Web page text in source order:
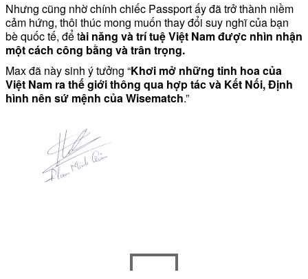
Nhưng cũng nhờ chính chiếc Passport ấy đã trở thành niềm
cảm hứng, thôi thúc mong muốn thay đổi suy nghĩ của bạn
bè quốc tế, để tài năng và trí tuệ Việt Nam được nhìn nhận
một cách công bằng và trân trọng.
Max đã này sinh ý tưởng “Khơi mở những tinh hoa của
Việt Nam ra thế giới thông qua hợp tác và Kết Nối, Định
hình nên sứ mệnh của Wisematch.”